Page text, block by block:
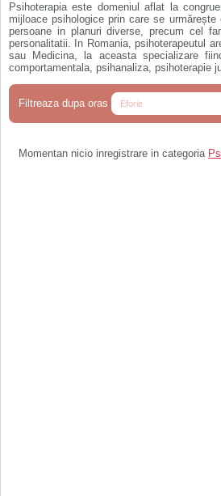
Psihoterapia este domeniul aflat la
mijloace psihologice prin care se
persoane in planuri diverse, precum cel
personalitatii. In Romania, psihoterapeutul
sau Medicina, la aceasta specializare
comportamentala, psihanaliza, psihoterapie
Filtreaza dupa oras
Momentan nicio inregistrare in categoria